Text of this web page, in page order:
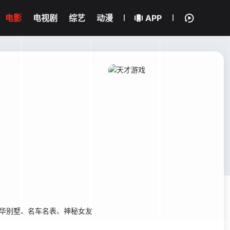
电影 电视剧 综艺 动漫 APP
别墅、名车名表、神秘女友